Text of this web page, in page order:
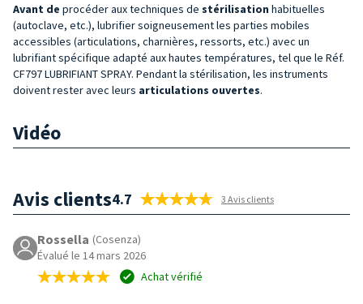
Avant de procéder aux techniques de stérilisation habituelles
(autoclave, etc.), lubrifier soigneusement les parties mobiles
accessibles (articulations, charnières, ressorts, etc.) avec un
lubrifiant spécifique adapté aux hautes températures, tel que le Réf.
CF797 LUBRIFIANT SPRAY. Pendant la stérilisation, les instruments
doivent rester avec leurs articulations ouvertes.
Vidéo
Avis clients4.7 3 Avis clients
Rossella (Cosenza)
Évalué le 14 mars 2026
Achat vérifié